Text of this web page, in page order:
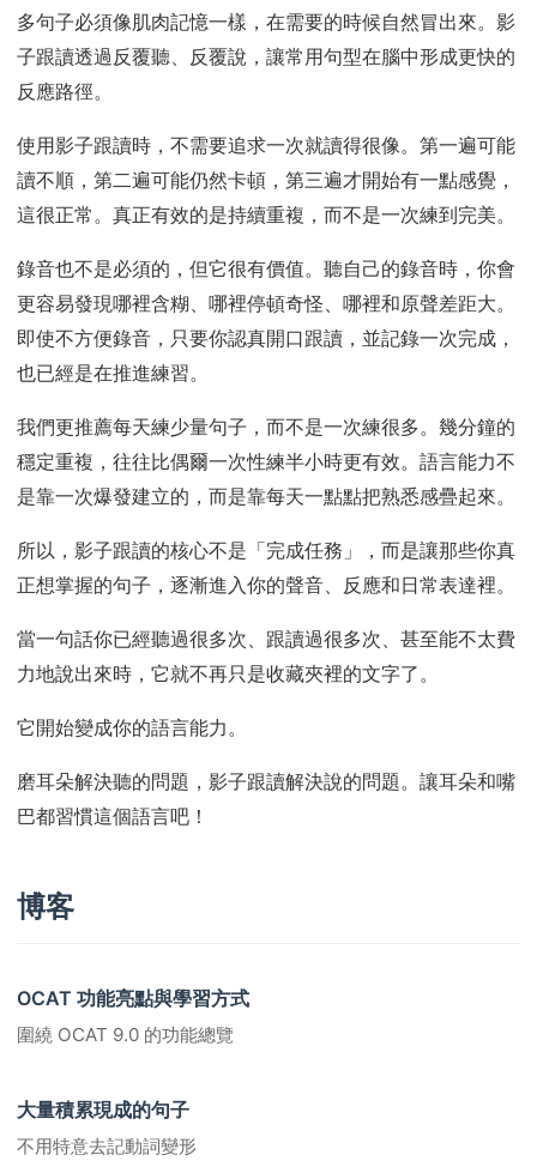
多句子必須像肌肉記憶一樣，在需要的時候自然冒出來。影
子跟讀透過反覆聽、反覆說，讓常用句型在腦中形成更快的
反應路徑。
使用影子跟讀時，不需要追求一次就讀得很像。第一遍可能
讀不順，第二遍可能仍然卡頓，第三遍才開始有一點感覺，
這很正常。真正有效的是持續重複，而不是一次練到完美。
錄音也不是必須的，但它很有價值。聽自己的錄音時，你會
更容易發現哪裡含糊、哪裡停頓奇怪、哪裡和原聲差距大。
即使不方便錄音，只要你認真開口跟讀，並記錄一次完成，
也已經是在推進練習。
我們更推薦每天練少量句子，而不是一次練很多。幾分鐘的
穩定重複，往往比偶爾一次性練半小時更有效。語言能力不
是靠一次爆發建立的，而是靠每天一點點把熟悉感疊起來。
所以，影子跟讀的核心不是「完成任務」，而是讓那些你真
正想掌握的句子，逐漸進入你的聲音、反應和日常表達裡。
當一句話你已經聽過很多次、跟讀過很多次、甚至能不太費
力地說出來時，它就不再只是收藏夾裡的文字了。
它開始變成你的語言能力。
磨耳朵解決聽的問題，影子跟讀解決說的問題。讓耳朵和嘴
巴都習慣這個語言吧！
博客
OCAT 功能亮點與學習方式
圍繞 OCAT 9.0 的功能總覽
大量積累現成的句子
不用特意去記動詞變形